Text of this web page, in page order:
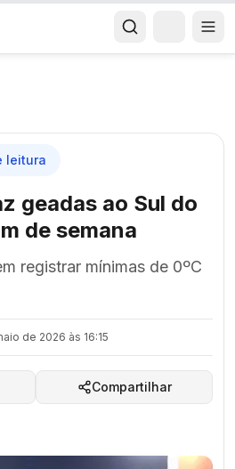
leitura
geadas ao Sul do
de semana
registrar mínimas de 0ºC
de 2026 às 16:15
Compartilhar